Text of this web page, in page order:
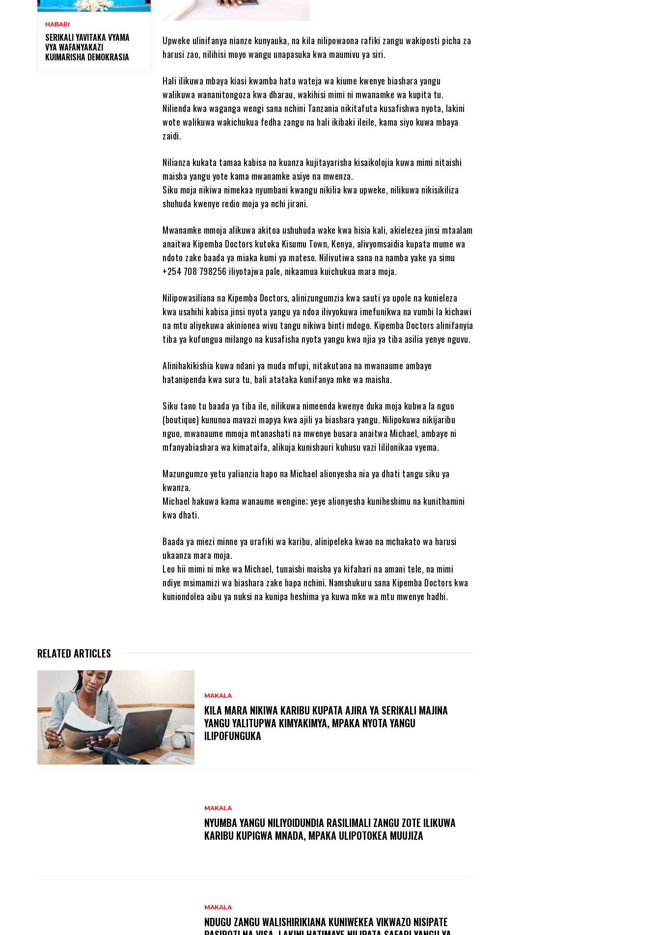
HABARI
SERIKALI YAVITAKA VYAMA
VYA WAFANYAKAZI
KUIMARISHA DEMOKRASIA
Upweke ulinifanya nianze kunyauka, na kila nilipowaona rafiki zangu wakiposti picha za
harusi zao, nilihisi moyo wangu unapasuka kwa maumivu ya siri.
Hali ilikuwa mbaya kiasi kwamba hata wateja wa kiume kwenye biashara yangu
walikuwa wananitongoza kwa dharau, wakihisi mimi ni mwanamke wa kupita tu.
Nilienda kwa waganga wengi sana nchini Tanzania nikitafuta kusafishwa nyota, lakini
wote walikuwa wakichukua fedha zangu na hali ikibaki ileile, kama siyo kuwa mbaya
zaidi.
Nilianza kukata tamaa kabisa na kuanza kujitayarisha kisaikolojia kuwa mimi nitaishi
maisha yangu yote kama mwanamke asiye na mwenza.
Siku moja nikiwa nimekaa nyumbani kwangu nikilia kwa upweke, nilikuwa nikisikiliza
shuhuda kwenye redio moja ya nchi jirani.
Mwanamke mmoja alikuwa akitoa ushuhuda wake kwa hisia kali, akielezea jinsi mtaalam
anaitwa Kipemba Doctors kutoka Kisumu Town, Kenya, alivyomsaidia kupata mume wa
ndoto zake baada ya miaka kumi ya mateso. Nilivutiwa sana na namba yake ya simu
+254 708 798256 iliyotajwa pale, nikaamua kuichukua mara moja.
Nilipowasiliana na Kipemba Doctors, alinizungumzia kwa sauti ya upole na kunieleza
kwa usahihi kabisa jinsi nyota yangu ya ndoa ilivyokuwa imefunikwa na vumbi la kichawi
na mtu aliyekuwa akinionea wivu tangu nikiwa binti mdogo. Kipemba Doctors alinifanyia
tiba ya kufungua milango na kusafisha nyota yangu kwa njia ya tiba asilia yenye nguvu.
Alinihakikishia kuwa ndani ya muda mfupi, nitakutana na mwanaume ambaye
hatanipenda kwa sura tu, bali atataka kunifanya mke wa maisha.
Siku tano tu baada ya tiba ile, nilikuwa nimeenda kwenye duka moja kubwa la nguo
(boutique) kununua mavazi mapya kwa ajili ya biashara yangu. Nilipokuwa nikijaribu
nguo, mwanaume mmoja mtanashati na mwenye busara anaitwa Michael, ambaye ni
mfanyabiashara wa kimataifa, alikuja kunishauri kuhusu vazi lililonikaa vyema.
Mazungumzo yetu yalianzia hapo na Michael alionyesha nia ya dhati tangu siku ya
kwanza.
Michael hakuwa kama wanaume wengine; yeye alionyesha kuniheshimu na kunithamini
kwa dhati.
Baada ya miezi minne ya urafiki wa karibu, alinipeleka kwao na mchakato wa harusi
ukaanza mara moja.
Leo hii mimi ni mke wa Michael, tunaishi maisha ya kifahari na amani tele, na mimi
ndiye msimamizi wa biashara zake hapa nchini. Namshukuru sana Kipemba Doctors kwa
kuniondolea aibu ya nuksi na kunipa heshima ya kuwa mke wa mtu mwenye hadhi.
RELATED ARTICLES
MAKALA
KILA MARA NIKIWA KARIBU KUPATA AJIRA YA SERIKALI MAJINA
YANGU YALITUPWA KIMYAKIMYA, MPAKA NYOTA YANGU
ILIPOFUNGUKA
MAKALA
NYUMBA YANGU NILIYOIDUNDIA RASILIMALI ZANGU ZOTE ILIKUWA
KARIBU KUPIGWA MNADA, MPAKA ULIPOTOKEA MUUJIZA
MAKALA
NDUGU ZANGU WALISHIRIKIANA KUNIWEKEA VIKWAZO NISIPATE